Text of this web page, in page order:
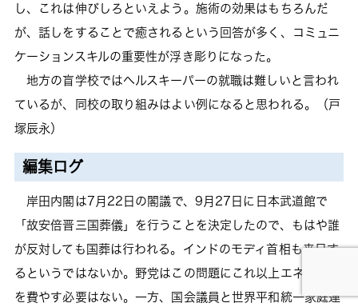
し、これは伸びしろといえよう。施術の効果はもちろんだ
が、話しをすることで癒されるという回答が多く、コミュニ
ケーションスキルの重要性が浮き彫りになった。
地方の盲学校ではヘルスキーパーの就職は難しいと言われ
ているが、同校の取り組みはよい例になると思われる。（戸
塚辰永）
編集ログ
岸田内閣は7月22日の閣議で、9月27日に日本武道館で
「故安倍晋三国葬儀」を行うことを決定したので、もはや誰
が反対しても国葬は行われる。インドのモディ首相も来日す
るというではないか。野党はこの問題にこれ以上エネルギー
を費やす必要はない。一方、国会議員と世界平和統一家庭連